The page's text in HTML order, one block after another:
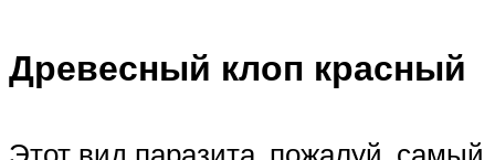
Древесный клоп красный